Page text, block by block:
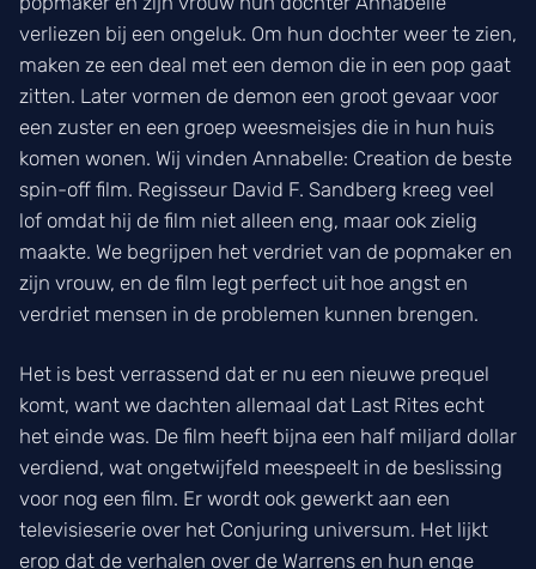
verliezen bij een ongeluk. Om hun dochter weer te zien,
maken ze een deal met een demon die in een pop gaat
zitten. Later vormen de demon een groot gevaar voor
een zuster en een groep weesmeisjes die in hun huis
komen wonen. Wij vinden Annabelle: Creation de beste
spin-off film. Regisseur David F. Sandberg kreeg veel
lof omdat hij de film niet alleen eng, maar ook zielig
maakte. We begrijpen het verdriet van de popmaker en
zijn vrouw, en de film legt perfect uit hoe angst en
verdriet mensen in de problemen kunnen brengen.
Het is best verrassend dat er nu een nieuwe prequel
komt, want we dachten allemaal dat Last Rites echt
het einde was. De film heeft bijna een half miljard dollar
verdiend, wat ongetwijfeld meespeelt in de beslissing
voor nog een film. Er wordt ook gewerkt aan een
televisieserie over het Conjuring universum. Het lijkt
erop dat de verhalen over de Warrens en hun enge